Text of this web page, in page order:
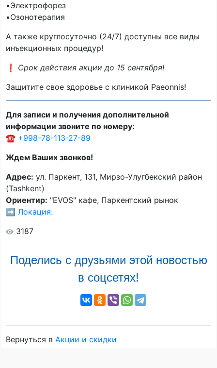
▪️Электрофорез
▪️Озонотерапия
А также круглосуточно (24/7) доступны все виды
инъекционных процедур!
❗️
Срок действия акции до 15 сентября!
Защитите свое здоровье с клиникой Paeonnis!
Для записи и получения дополнительной
информации звоните по номеру:
☎️ +998-78-113-27-89
Ждем Ваших звонков!
Адрес: ул. Паркент, 131, Мирзо-Улугбекский район
(Tashkent)
Ориентир: "EVOS" кафе, Паркентский рынок
➡️ Локация:
3187
Поделись с друзьями этой новостью
в соцсетях!
Вернуться в Акции и скидки